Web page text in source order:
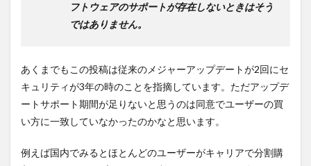
フトウェアのサポートが存在しないときはそう
ではありません。
あくまでもこの投稿は従来のメジャーアップデートが2回にセ
キュリティが3年の時のことを指摘しています。ただアップデ
ートサポート期間が足りないと思うのは同意でユーザーの買
い方に一致していなかったのかなと思います。
例えば国内でみるとほとんどのユーザーがキャリアで分割購